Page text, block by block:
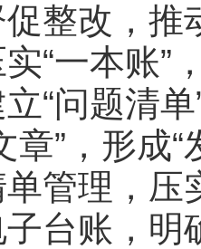
整改，推
一本账”
问题清单”
章”，形成
理，压实
台账，明